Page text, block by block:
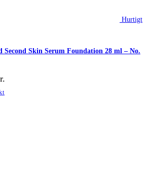
Hurtigt
Second Skin Serum Foundation 28 ml – No.